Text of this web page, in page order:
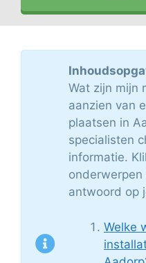
Wat zijn mijn
aanzien van
plaatsen in
specialisten
informatie.
antwoord op
Welke